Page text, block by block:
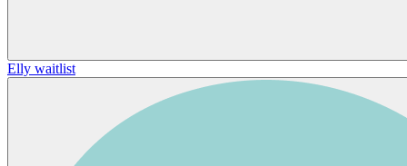
Elly waitlist